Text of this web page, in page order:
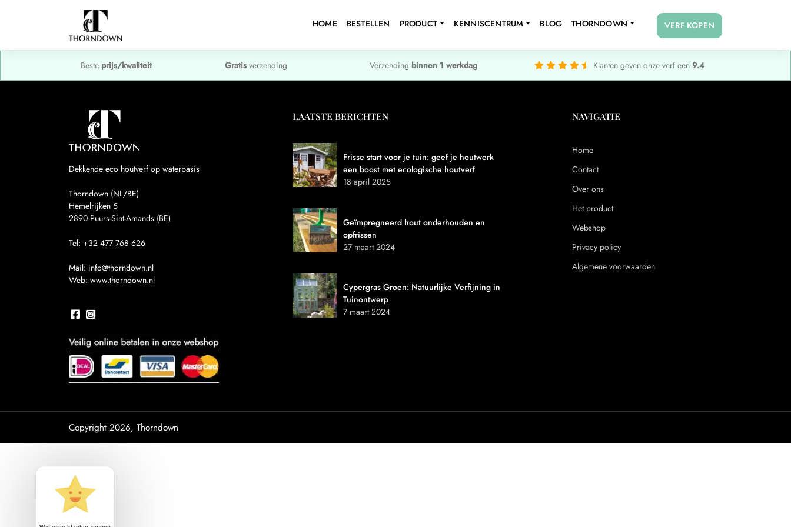
HOME BESTELLEN PRODUCT KENNISCENTRUM BLOG THORNDOWN VERF KOPEN
Beste prijs/kwaliteit Gratisverzending Verzending binnen 1 werkdag Klanten geven onze verf een 9.4
Dekkende eco houtverf op waterbasis
Thorndown (NL/BE)
Hemelrijken 5
2890 Puurs-Sint-Amands (BE)
Tel: +32 477 768 626
Mail: info@thorndown.nl
Web: www.thorndown.nl
LAATSTE BERICHTEN
Frisse start voor je tuin: geef je houtwerk
een boost met ecologische houtverf
18 april 2025
Geïmpregneerd hout onderhouden en
opfrissen
27 maart 2024
Cypergras Groen: Natuurlijke Verfijning in
Tuinontwerp
7 maart 2024
NAVIGATIE
Home
Contact
Over ons
Het product
Webshop
Privacy policy
Algemene voorwaarden
Copyright 2026, Thorndown